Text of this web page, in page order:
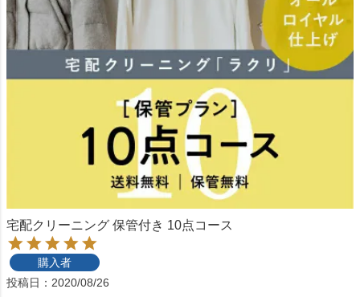
宅配クリーニング 保管付き 10点コース
購入者
投稿日
2020/08/26